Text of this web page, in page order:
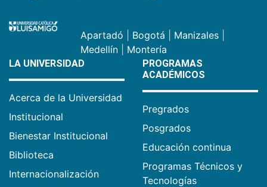
Apartadó Bogotá Manizales
Medellín
Montería
LA UNIVERSIDAD
Acerca de la Universidad
Institucional
Bienestar Institucional
Biblioteca
Internacionalización
PROGRAMAS
ACADÉMICOS
Pregrados
Posgrados
Educación continua
Programas Técnicos y
Tecnologías